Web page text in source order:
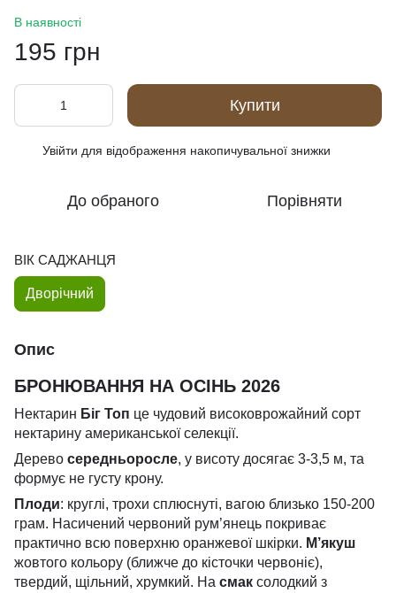
В наявності
195 грн
Купити
Увійти для відображення накопичувальної знижки
До обраного Порівняти
ВІК САДЖАНЦЯ
Дворічний
Опис
БРОНЮВАННЯ НА ОСІНЬ 2026
Нектарин Біг Топ це чудовий високоврожайний сорт
нектарину американської селекції.
Дерево середньоросле, у висоту досягає 3-3,5 м, та
формує не густу крону.
Плоди: круглі, трохи сплюснуті, вагою близько 150-200
грам. Насичений червоний рум’янець покриває
практично всю поверхню оранжевої шкірки. М’якуш
жовтого кольору (ближче до кісточки червоніє),
твердий, щільний, хрумкий. На смак солодкий з